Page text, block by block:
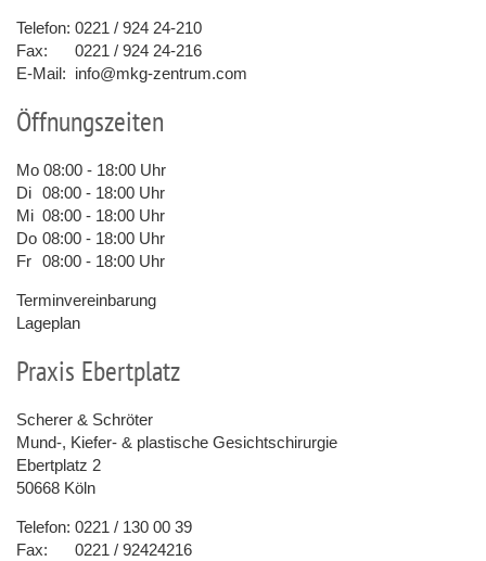
Telefon: 0221 / 924 24-210
Fax:
0221 / 924 24-216
E-Mail: info@mkg-zentrum.com
Öffnungszeiten
Mo 08:00 - 18:00 Uhr
Di 08:00 - 18:00 Uhr
Mi 08:00 - 18:00 Uhr
Do 08:00 - 18:00 Uhr
Fr 08:00 - 18:00 Uhr
Terminvereinbarung
Lageplan
Praxis Ebertplatz
Scherer & Schröter
Mund-, Kiefer- & plastische Gesichtschirurgie
Ebertplatz 2
50668 Köln
Telefon: 0221 / 130 00 39
Fax:
0221 / 92424216